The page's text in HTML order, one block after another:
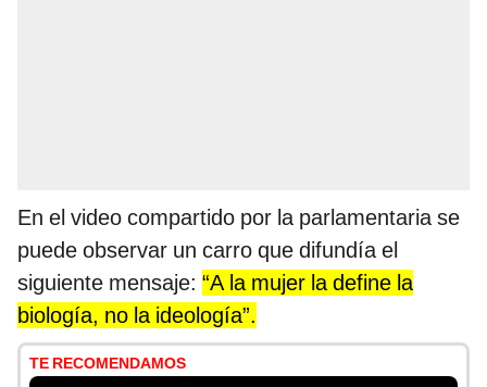
En el video compartido por la parlamentaria se
puede observar un carro que difundía el
siguiente mensaje: “A la mujer la define la
biología, no la ideología”.
TE RECOMENDAMOS